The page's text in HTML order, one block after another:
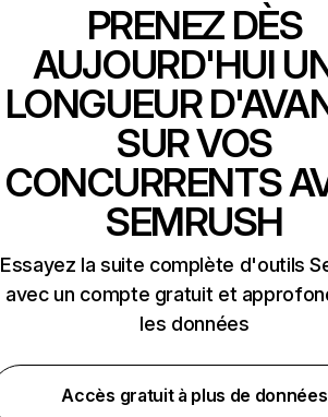
PRENEZ DÈS
AUJOURD'HUI
LONGUEUR
SUR VOS
CONCURRENTS
SEMRUSH
Essayez la suite complète d'outils
avec un compte gratuit et
les données
Accès gratuit à plus de données